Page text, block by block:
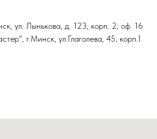
ул. Лынькова, д. 123, корп. 2, оф. 16
г.Минск, ул.Глаголева, 45, корп.1